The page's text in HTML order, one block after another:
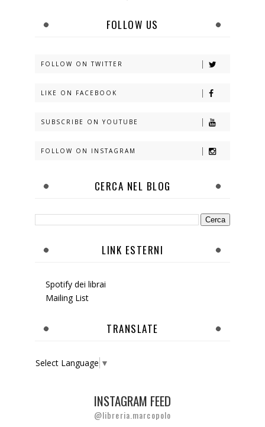
FOLLOW US
FOLLOW ON TWITTER
LIKE ON FACEBOOK
SUBSCRIBE ON YOUTUBE
FOLLOW ON INSTAGRAM
CERCA NEL BLOG
LINK ESTERNI
Spotify dei librai
Mailing List
TRANSLATE
Select Language ▼
INSTAGRAM FEED
@libreria.marcopolo